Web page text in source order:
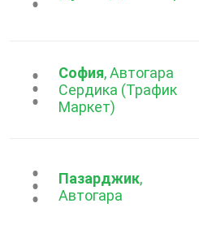
...София, Автогара
Сердика (Трафик
Маркет)
...Пазарджик,
Автогара